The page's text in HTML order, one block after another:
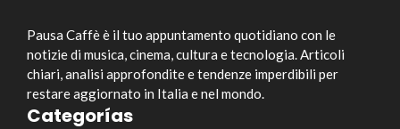
Pausa Caffè è il tuo appuntamento quotidiano con le
notizie di musica, cinema, cultura e tecnologia. Articoli
chiari, analisi approfondite e tendenze imperdibili per
restare aggiornato in Italia e nel mondo.
Categorías